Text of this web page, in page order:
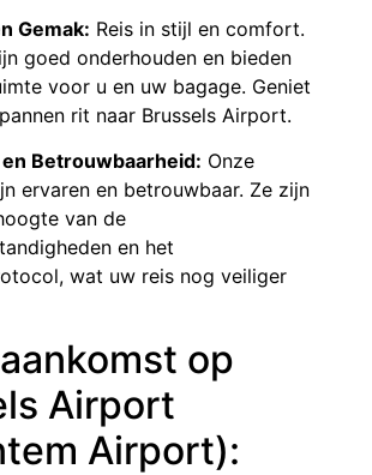
Gemak: Reis in stijl en comfort.
goed onderhouden en bieden
voor u en uw bagage. Geniet
rit naar Brussels Airport.
Betrouwbaarheid: Onze
ervaren en betrouwbaar. Ze zijn
van de
en het
wat uw reis nog veiliger
op
Airport
Airport):